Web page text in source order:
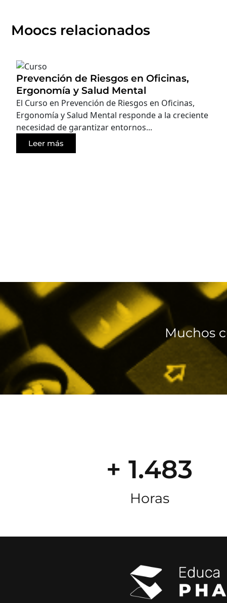
Moocs relacionados
Prevención de Riesgos en Oficinas,
Ergonomía y Salud Mental
El Curso en Prevención de Riesgos en Oficinas,
Ergonomía y Salud Mental responde a la creciente
necesidad de garantizar entornos...
Leer más
Muchos
+ 1.483
Horas